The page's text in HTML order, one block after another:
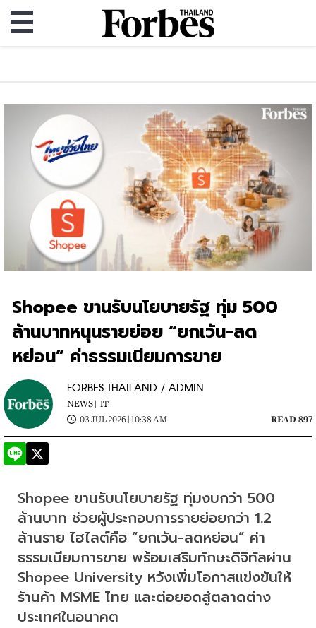
Shopee ขานรับนโยบายรัฐ ทุ่ม 500
ล้านบาทหนุนรายย่อย “ยกเว้น-ลด
หย่อน” ค่าธรรมเนียมการขาย
FORBES THAILAND / ADMIN
NEWS | IT
03 JUL 2026 | 10:38 AM
READ 897
Shopee ขานรับนโยบายรัฐ ทุ่มงบกว่า 500
ล้านบาท ช่วยผู้ประกอบการรายย่อยกว่า 1.2
ล้านราย ไฮไลต์คือ “ยกเว้น-ลดหย่อน” ค่า
ธรรมเนียมการขาย พร้อมเสริมทักษะดิจิทัลผ่าน
Shopee University หวังเพิ่มโอกาสแข่งขันให้
ร้านค้า MSME ไทย และต่อยอดสู่ตลาดต่าง
ประเทศในอนาคต